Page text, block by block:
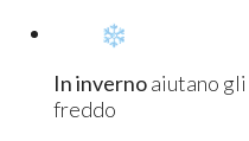
In invernoaiutano
freddo